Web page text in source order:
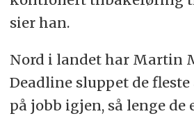
sier han.
Nord i landet har Martin
Deadline sluppet de
på jobb igjen, så lenge